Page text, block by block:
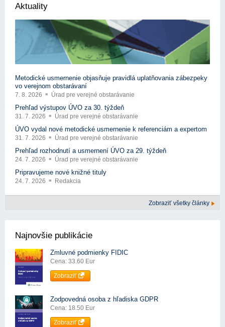
Aktuality
Metodické usmernenie objasňuje pravidlá uplatňovania zábezpeky
vo verejnom obstarávaní
7. 8. 2026 Úrad pre verejné obstarávanie
Prehľad výstupov ÚVO za 30. týždeň
31. 7. 2026 Úrad pre verejné obstarávanie
ÚVO vydal nové metodické usmernenie k referenciám a expertom
31. 7. 2026 Úrad pre verejné obstarávanie
Prehľad rozhodnutí a usmernení ÚVO za 29. týždeň
24. 7. 2026 Úrad pre verejné obstarávanie
Pripravujeme nové knižné tituly
24. 7. 2026 Redakcia
Zobraziť všetky články
Najnovšie publikácie
Zmluvné podmienky FIDIC
Cena: 33.60 Eur
Zobraziť
Zodpovedná osoba z hľadiska GDPR
Cena: 18.50 Eur
Zobraziť